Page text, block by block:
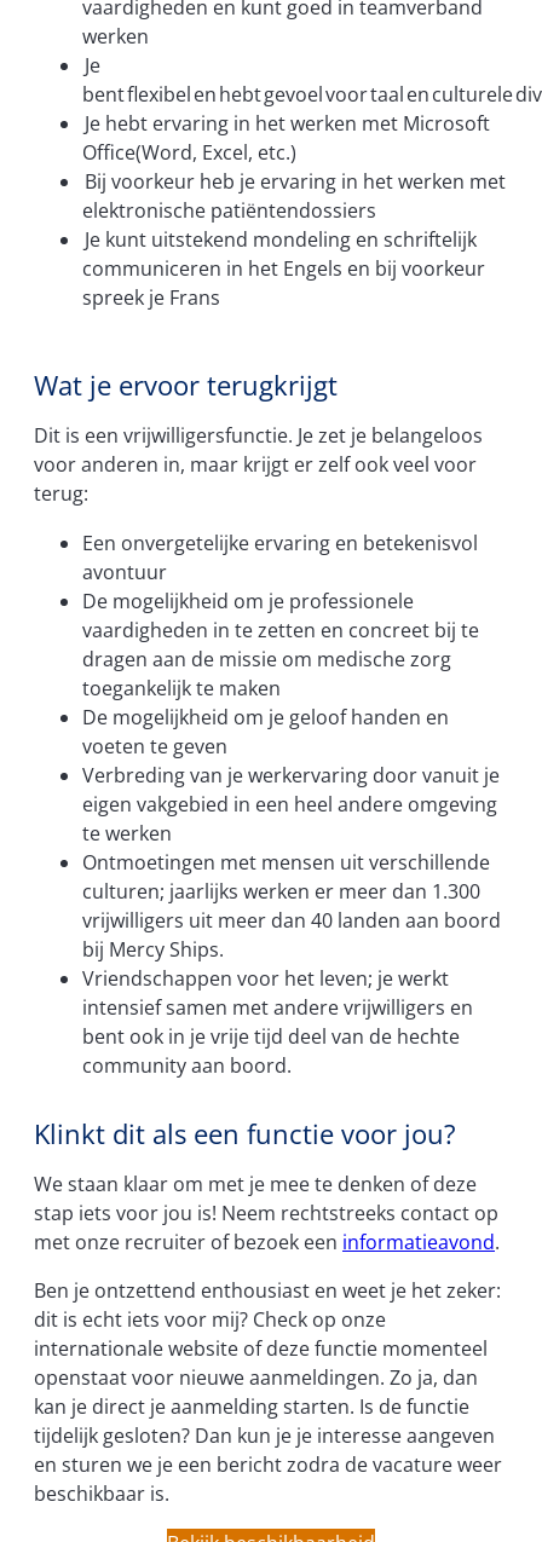
vaardigheden en kunt goed in teamverband
werken
Je
bent flexibel en hebt gevoel voor taal en culturele
Je hebt ervaring in het werken met Microsoft
Office(Word, Excel, etc.)
Bij voorkeur heb je ervaring in het werken met
elektronische patiëntendossiers
Je kunt uitstekend mondeling en schriftelijk
communiceren in het Engels en bij voorkeur
spreek je Frans
Wat je ervoor terugkrijgt
Dit is een vrijwilligersfunctie. Je zet je belangeloos
voor anderen in, maar krijgt er zelf ook veel voor
terug:
Een onvergetelijke ervaring en betekenisvol
avontuur
De mogelijkheid om je professionele
vaardigheden in te zetten en concreet bij te
dragen aan de missie om medische zorg
toegankelijk te maken
De mogelijkheid om je geloof handen en
voeten te geven
Verbreding van je werkervaring door vanuit je
eigen vakgebied in een heel andere omgeving
te werken
Ontmoetingen met mensen uit verschillende
culturen; jaarlijks werken er meer dan 1.300
vrijwilligers uit meer dan 40 landen aan boord
bij Mercy Ships.
Vriendschappen voor het leven; je werkt
intensief samen met andere vrijwilligers en
bent ook in je vrije tijd deel van de hechte
community aan boord.
Klinkt dit als een functie voor jou?
We staan klaar om met je mee te denken of deze
stap iets voor jou is! Neem rechtstreeks contact op
met onze recruiter of bezoek een informatieavond.
Ben je ontzettend enthousiast en weet je het zeker:
dit is echt iets voor mij? Check op onze
internationale website of deze functie momenteel
openstaat voor nieuwe aanmeldingen. Zo ja, dan
kan je direct je aanmelding starten. Is de functie
tijdelijk gesloten? Dan kun je je interesse aangeven
en sturen we je een bericht zodra de vacature weer
beschikbaar is.